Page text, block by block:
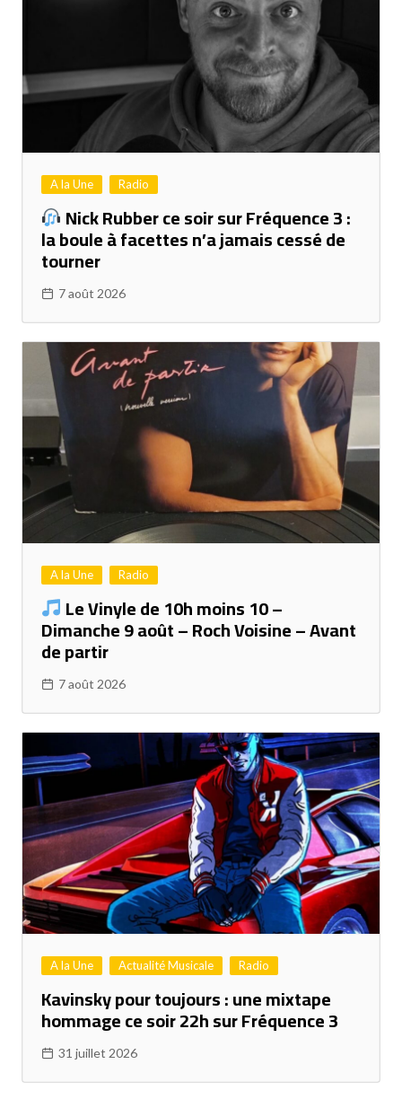
A la Une Radio
Nick Rubber ce soir sur Fréquence 3 :
la boule à facettes n’a jamais cessé de
tourner
7 août 2026
A la Une Radio
Le Vinyle de 10h moins 10 –
Dimanche 9 août – Roch Voisine – Avant
de partir
7 août 2026
A la Une Actualité Musicale Radio
Kavinsky pour toujours : une mixtape
hommage ce soir 22h sur Fréquence 3
31 juillet 2026